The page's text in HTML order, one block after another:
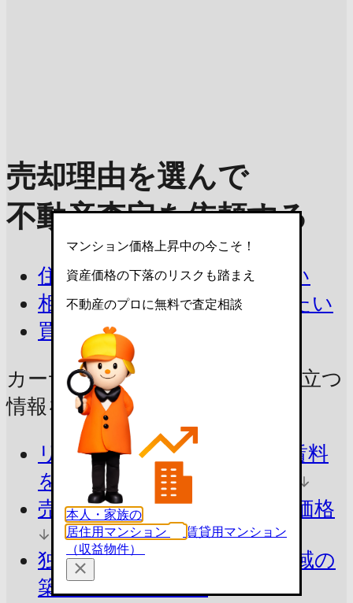
売却理由を選んで
不動産査定を依頼する
住み替えで今の家を売りたい
相続したマンションを売りたい
買取を相談したい
カーサヨコハマバシの売却に
役立つ
情報をチェック！
リアルな売出し価格・募集賃料
を知る 今の市場価格を把握
売ったらいくら？
参考査定価格
独自ロジックで算出
同じ地域の
築年別の平均価格
マンション価格上昇中の今こそ！
資産価格の下落のリスクも踏まえ
不動産のプロに無料で査定相談
本人・家族の
居住用マンション
賃貸用マンション
（収益物件）